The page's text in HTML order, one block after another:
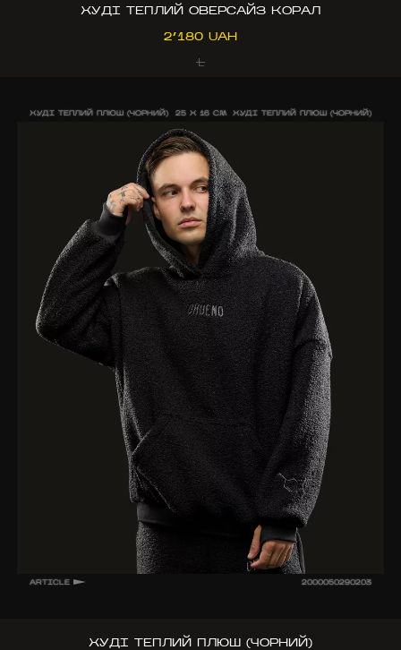
ХУДІ ТЕПЛИЙ ОВЕРСАЙЗ КОРАЛ
2’180 UAH
L
ХУДІ ТЕПЛИЙ ПЛЮШ (ЧОРНИЙ) 25 X 16 CM ХУДІ ТЕПЛИЙ ПЛЮШ (ЧОРНИЙ)
ARTICLE 2000050290203
ХУДІ ТЕПЛИЙ ПЛЮШ (ЧОРНИЙ)